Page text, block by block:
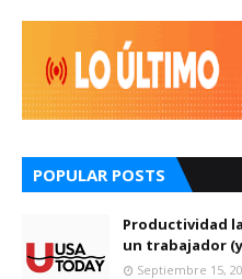
POPULAR POSTS
Productividad
un trabajador
Septiembre 15,